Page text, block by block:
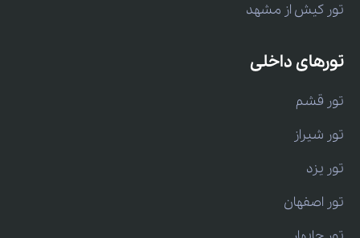
تور کیش از مشهد
تورهای داخلی
تور قشم
تور شیراز
تور یزد
تور اصفهان